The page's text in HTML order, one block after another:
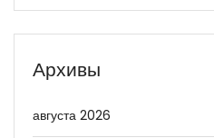
Архивы
августа 2026